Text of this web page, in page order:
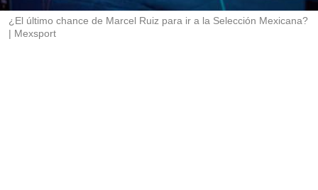
¿El último chance de Marcel Ruiz para ir a la Selección Mexicana?
Mexsport